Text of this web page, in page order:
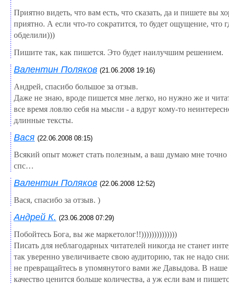
Приятно видеть, что вам есть, что сказать, да и пишете вы
приятно. А если что-то сократится, то будет ощущение, что
обделили)))
Пишите так, как пишется. Это будет наилучшим решением.
Валентин Поляков (21.06.2008 19:16)
Андрей, спасибо большое за отзыв.
Даже не знаю, вроде пишется мне легко, но нужно же и
все время ловлю себя на мысли - а вдруг кому-то
длинные тексты.
Вася (22.06.2008 08:15)
Всякий опыт может стать полезным, а ваш думаю мне
спс…
Валентин Поляков (22.06.2008 12:52)
Вася, спасибо за отзыв. )
Андрей К. (23.06.2008 07:29)
Побойтесь Бога, вы же маркетолог!!))))))))))))))
Писать для неблагодарных читателей никогда не станет
так уверенно увеличиваете свою аудиторию, так не надо
не превращайтесь в упомянутого вами же Давыдова. В наше
качество ценится больше количества, а уж если вам и